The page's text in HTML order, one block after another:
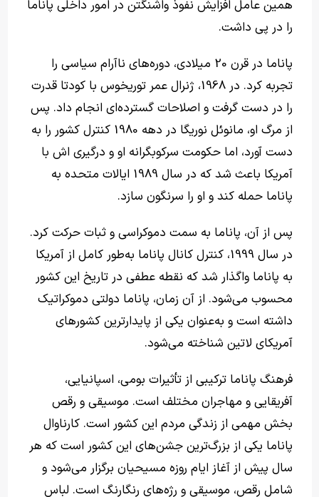
همین عامل افزایش نفوذ واشنگتن در امور داخلی پاناما
را در پی داشت.
پاناما در قرن 20 میلادی، دوره‌های ناآرام سیاسی را
تجربه کرد. در 1968، ژنرال عمر توریخوس با کودتا قدرت
را در دست گرفت و اصلاحات گسترده‌ای انجام داد. پس
از مرگ او، مانوئل نوریگا در دهه 1980 کنترل کشور را به
دست آورد، اما حکومت سرکوبگرانه‌ او و درگیری اش با
آمریکا باعث شد که در سال 1989 ایالات متحده به
پاناما حمله کند و او را سرنگون سازد.
پس از آن، پاناما به سمت دموکراسی و ثبات حرکت کرد.
در سال 1999، کنترل کانال پاناما به‌طور کامل از آمریکا
به پاناما واگذار شد که نقطه عطفی در تاریخ این کشور
محسوب می‌شود. از آن زمان، پاناما دولتی دموکراتیک
داشته است و به‌عنوان یکی از پایدارترین کشورهای
آمریکای لاتین شناخته می‌شود.
فرهنگ پاناما ترکیبی از تأثیرات بومی، اسپانیایی،
آفریقایی و مهاجران مختلف است. موسیقی و رقص
بخش مهمی از زندگی مردم این کشور است. کارناوال
پاناما یکی از بزرگ‌ترین جشن‌های این کشور است که هر
سال پیش از آغاز ایام روزه مسیحیان برگزار می‌شود و
شامل رقص، موسیقی و رژه‌های رنگارنگ است. لباس